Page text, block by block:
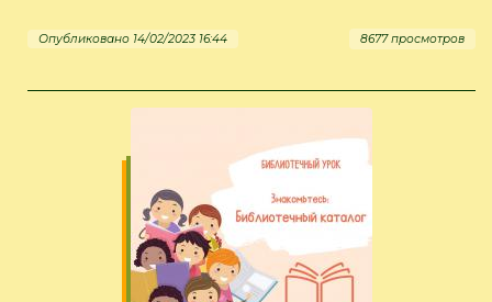
Опубликовано 14/02/2023 16:44 8677 просмотров